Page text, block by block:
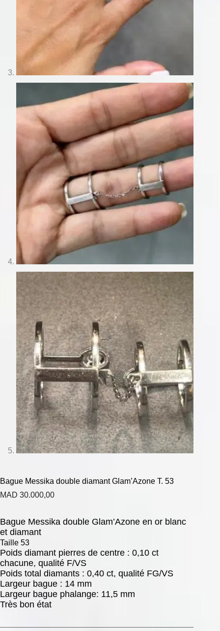
Bague Messika double diamant Glam’Azone T. 53
MAD 30.000,00
Bague Messika double Glam’Azone en or blanc
et diamant
Taille 53
Poids diamant pierres de centre : 0,10 ct
chacune, qualité F/VS
Poids total diamants : 0,40 ct, qualité FG/VS
Largeur bague : 14 mm
Largeur bague phalange: 11,5 mm
Très bon état